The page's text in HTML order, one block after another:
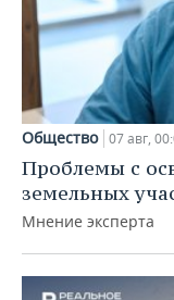
Общество 07 авг,
Проблемы с
земельных
Мнение эксперта